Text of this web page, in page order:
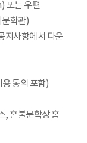
또는 우편
학관)
지사항에서 다운
동의 포함)
, 혼불문학상 홈